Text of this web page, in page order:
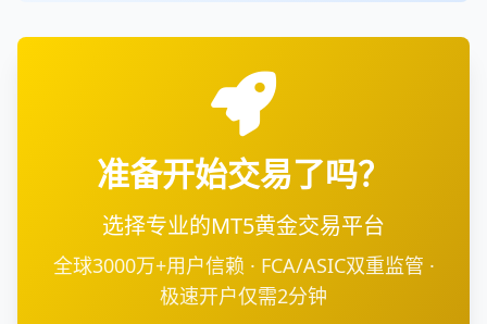
准备开始交易了吗？
选择专业的MT5黄金交易平台
全球3000万+用户信赖 · FCA/ASIC双重监管 ·
极速开户仅需2分钟